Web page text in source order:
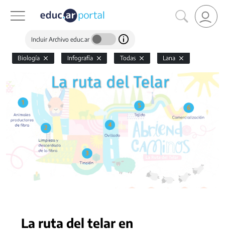
Incluir Archivo educ.ar
Biología Infografía Todas Lana
La ruta del telar en